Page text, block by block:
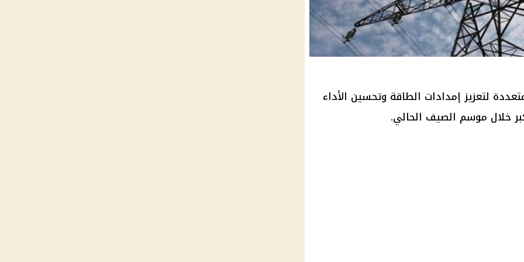
لتعزيز إمدادات الطاقة وتحسين الأداء
خلال موسم الصيف الحالي.